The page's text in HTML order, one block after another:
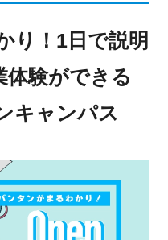
り！1日で説明
体験ができる
キャンパス